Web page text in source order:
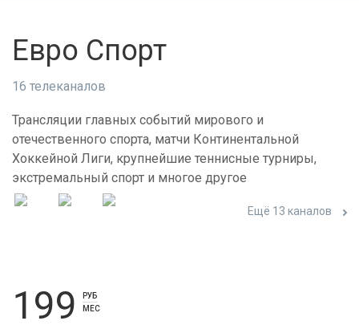
Евро Спорт
16 телеканалов
Трансляции главных событий мирового и
отечественного спорта, матчи Континентальной
Хоккейной Лиги, крупнейшие теннисные турниры,
экстремальный спорт и многое другое
Ещё 13 каналов
199
РУБ
МЕС